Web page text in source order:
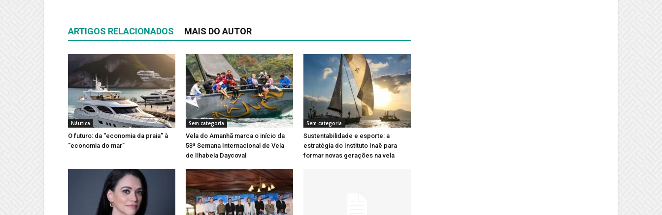
ARTIGOS RELACIONADOS MAIS DO AUTOR
Náutica
O futuro: da “economia da praia” à
“economia do mar”
Sem categoria
Vela do Amanhã marca o início da
53ª Semana Internacional de Vela
de Ilhabela Daycoval
Sem categoria
Sustentabilidade e esporte: a
estratégia do Instituto Inaê para
formar novas gerações na vela